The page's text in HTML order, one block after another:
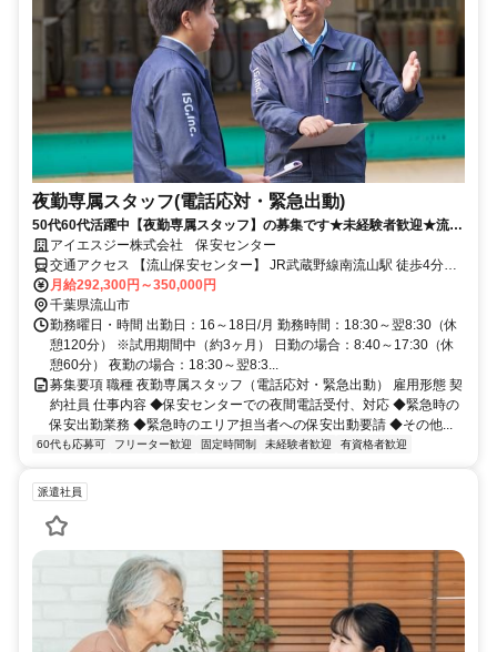
夜勤専属スタッフ(電話応対・緊急出動)
50代60代活躍中【夜勤専属スタッフ】の募集です★未経験者歓迎★流山
エリア急募
アイエスジー株式会社 保安センター
交通アクセス 【流山保安センター】 JR武蔵野線南流山駅 徒歩4分
【中央保安センター】 JR武蔵野線法典駅 車で5分 【江戸川保安セン
ター】 都営新宿線瑞江駅 車で3分
月給292,300円～350,000円
千葉県流山市
勤務曜日・時間 出勤日：16～18日/月 勤務時間：18:30～翌8:30（休
憩120分） ※試用期間中（約3ヶ月） 日勤の場合：8:40～17:30（休
憩60分） 夜勤の場合：18:30～翌8:3...
募集要項 職種 夜勤専属スタッフ（電話応対・緊急出動） 雇用形態 契
約社員 仕事内容 ◆保安センターでの夜間電話受付、対応 ◆緊急時の
保安出勤業務 ◆緊急時のエリア担当者への保安出動要請 ◆その他...
60代も応募可 フリーター歓迎 固定時間制 未経験者歓迎 有資格者歓迎
派遣社員